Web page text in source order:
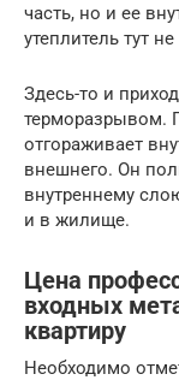
часть, но и ее
утеплитель тут
Здесь-то и
терморазрывом.
отгораживает
внешнего. Он
внутреннему
и в жилище.
Цена
входных
квартиру
Необходимо